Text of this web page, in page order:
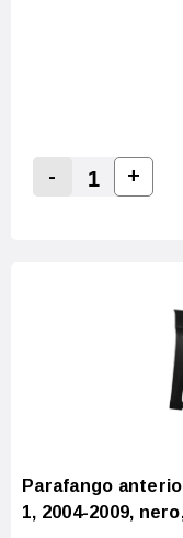
Decrease
- +
Parafango
1, 2004-2009,